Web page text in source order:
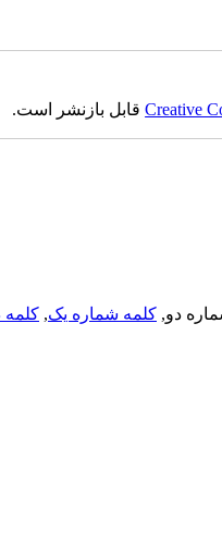
Creativeقابل بازنشر است.
دو, کلمه شماره یک, کلمه